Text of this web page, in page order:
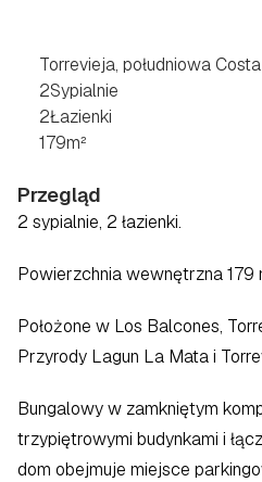
Torrevieja, południowa
2Sypialnie
2Łazienki
179m²
Przegląd
2 sypialnie, 2 łazienki.
Powierzchnia wewnętrzna 179
Położone w Los Balcones,
Przyrody Lagun La Mata i
Bungalowy w zamkniętym
trzypiętrowymi budynkami i
dom obejmuje miejsce